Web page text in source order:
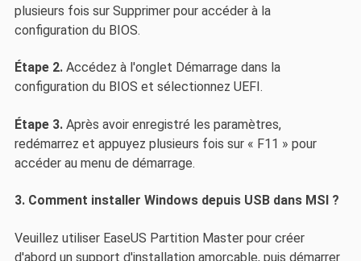
plusieurs fois sur Supprimer pour accéder à la
configuration du BIOS.
Étape 2.Accédez à l'onglet Démarrage dans la
configuration du BIOS et sélectionnez UEFI.
Étape 3.Après avoir enregistré les paramètres,
redémarrez et appuyez plusieurs fois sur « F11 » pour
accéder au menu de démarrage.
3. Comment installer Windows depuis USB dans MSI ?
Veuillez utiliser EaseUS Partition Master pour créer
d'abord un support d'installation amorçable, puis démarrer